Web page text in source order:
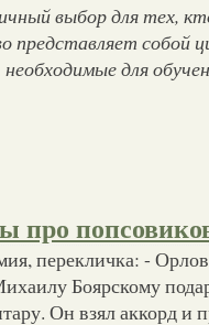
выбор для тех,
представляет собой
для
про
перекличка: -
Боярскому
Он взял аккорд и